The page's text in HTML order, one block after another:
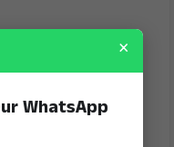
×
WhatsApp